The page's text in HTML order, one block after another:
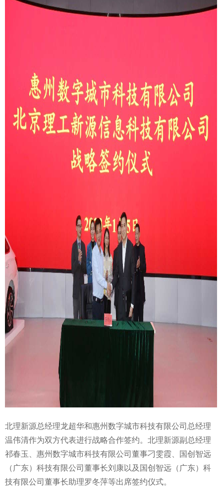
北理新源总经理龙超华和惠州数字城市科技有限公司总经理
温伟清作为双方代表进行战略合作签约。北理新源副总经理
祁春玉、惠州数字城市科技有限公司董事刁雯霞、国创智远
（广东）科技有限公司董事长刘康以及国创智远（广东）科
技有限公司董事长助理罗冬萍等出席签约仪式。